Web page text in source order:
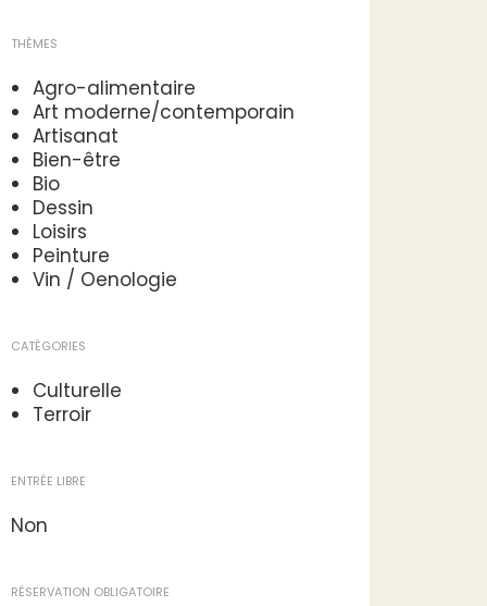
THÈMES
Agro-alimentaire
Art moderne/contemporain
Artisanat
Bien-être
Bio
Dessin
Loisirs
Peinture
Vin / Oenologie
CATÉGORIES
Culturelle
Terroir
ENTRÉE LIBRE
Non
RÉSERVATION OBLIGATOIRE